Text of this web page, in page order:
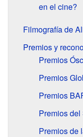
en el cine?
Filmografía de
Premios y
Premios
Premios
Premios
Premios
Premios de